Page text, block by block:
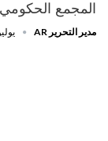
المجمع
مدير التحرير AR يوليو 23,